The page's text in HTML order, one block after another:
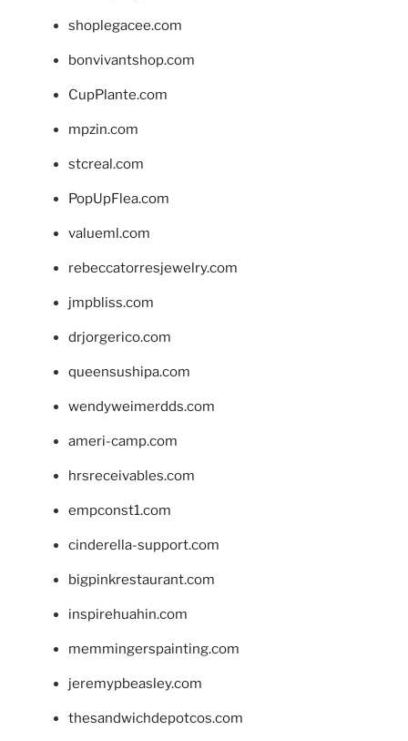
shoplegacee.com
bonvivantshop.com
CupPlante.com
mpzin.com
stcreal.com
PopUpFlea.com
valueml.com
rebeccatorresjewelry.com
jmpbliss.com
drjorgerico.com
queensushipa.com
wendyweimerdds.com
ameri-camp.com
hrsreceivables.com
empconst1.com
cinderella-support.com
bigpinkrestaurant.com
inspirehuahin.com
memmingerspainting.com
jeremypbeasley.com
thesandwichdepotcos.com